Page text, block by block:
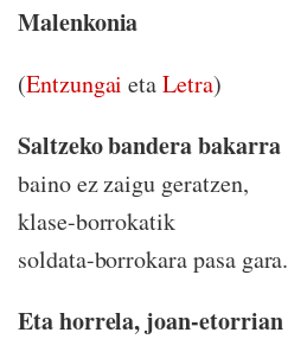
Malenkonia
(Entzungai etaLetra)
Saltzeko bandera bakarra
baino ez zaigu geratzen,
klase-borrokatik
soldata-borrokara pasa gara.
Eta horrela, joan-etorrian